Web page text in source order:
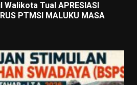
Tual APRESIASI
PTMSI MALUKU MASA